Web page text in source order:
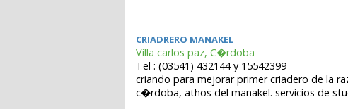
CRIADRERO MANAKEL
Villa carlos paz, C�rdoba
Tel : (03541) 432144 y 15542399
criando para mejorar primer criadero de la
c�rdoba, athos del manakel. servicios de